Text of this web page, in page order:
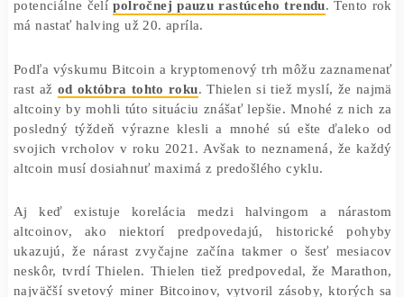
vysvetľuje, prečo by sa Bitcoin mohol niekoľko
mesiacov uberať bokom. Thielen povedal, že to isté
potenciálne čelípolročnej pauzu rastúceho trendu.
má nastať halving už 20. apríla.
Podľa výskumu Bitcoin a kryptomenový trh môžu
rast ažod októbra tohto roku. Thielen si tiež myslí, že
posledný týždeň výrazne klesli a mnohé sú ešte
svojich vrcholov v roku 2021. Avšak to neznamená, že
altcoin musí dosiahnuť maximá z predošlého cyklu.